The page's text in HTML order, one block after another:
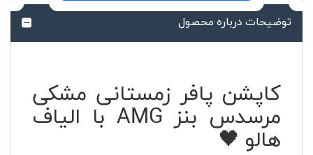
توضیحات درباره محصول
کاپشن پافر زمستانی مشکی
مرسدس بنز AMG با الیاف
هالو 🖤